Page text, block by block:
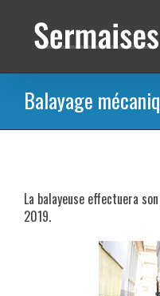
contenu
Balayage
La balayeuse effectuera
2019.